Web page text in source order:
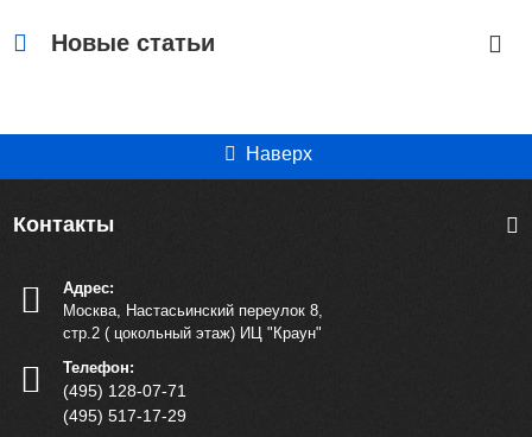
1.452 руб.
Картридж для фильтра-кувшина «Водолей»
Купить сейчас
Новые статьи
Наверх
Контакты
Адрес:
Москва, Настасьинский переулок 8,
стр.2 ( цокольный этаж) ИЦ "Краун"
Телефон:
(495) 128-07-71
(495) 517-17-29